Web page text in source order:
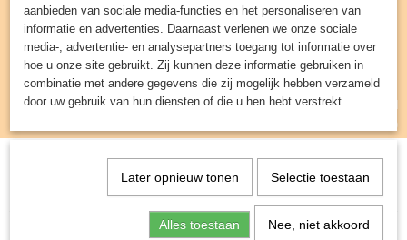
Inloggen Registreren
UW WINKELWAGEN
(0)
Ruilkaarten>Disney Lorcana >Scrooge
McDuck Deckbox - Disney Lorcana TCG
aanbieden van sociale media-functies en het personaliseren van
informatie en advertenties. Daarnaast verlenen we onze sociale
media-, advertentie- en analysepartners toegang tot informatie over
hoe u onze site gebruikt. Zij kunnen deze informatie gebruiken in
combinatie met andere gegevens die zij mogelijk hebben verzameld
door uw gebruik van hun diensten of die u hen hebt verstrekt.
Later opnieuw tonen Selectie toestaan
Alles toestaan Nee, niet akkoord